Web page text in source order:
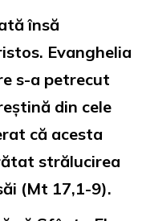
însă
Evanghelia
s-a petrecut
din cele
că acesta
strălucirea
(Mt 17,1-9).